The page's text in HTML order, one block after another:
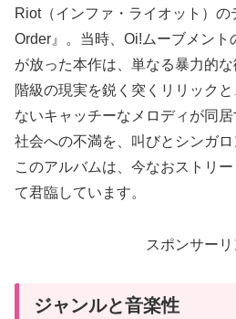
Riot（インファ・ライオット）
Order』。当時、Oi!ムーブメント
が放った本作は、単なる暴力的
階級の現実を鋭く突くリリック
ないキャッチーなメロディが同
社会への不満を、叫びとシンガ
このアルバムは、今なおストリ
て君臨しています。
スポンサーリ
ジャンルと音楽性